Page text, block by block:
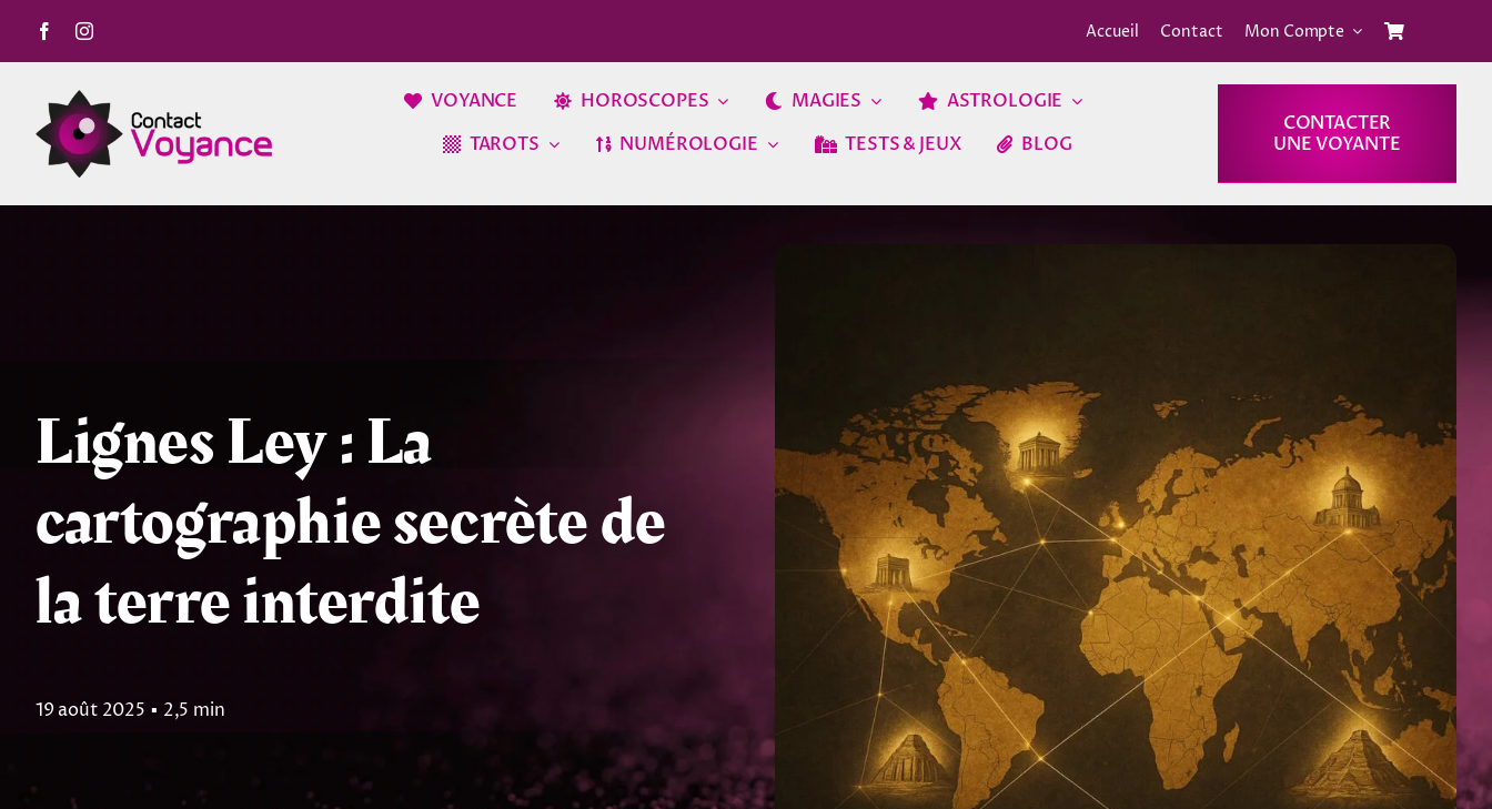
Passer
Accueil Contact Mon Compte
VOYANCE HOROSCOPES MAGIES
ASTROLOGIE
TAROTS
NUMÉROLOGIE TESTS & JEUX BLOG
CONTACTER
UNE VOYANTE
Lignes Ley : La
cartographie secrète de
la terre interdite
19 août 2025 ▪ 2,5 min